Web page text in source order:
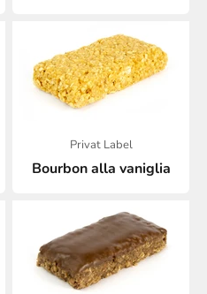
Privat Label
Bourbon alla vaniglia